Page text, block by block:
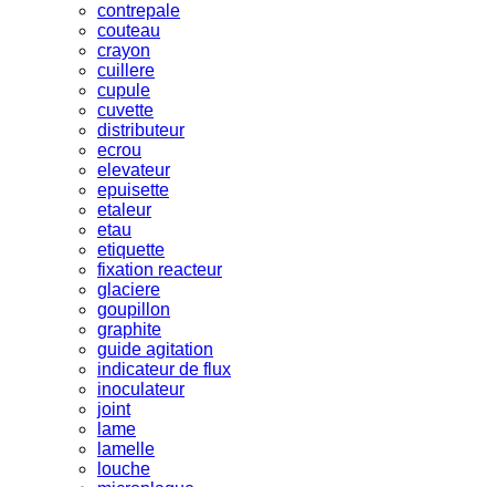
contrepale
couteau
crayon
cuillere
cupule
cuvette
distributeur
ecrou
elevateur
epuisette
etaleur
etau
etiquette
fixation reacteur
glaciere
goupillon
graphite
guide agitation
indicateur de flux
inoculateur
joint
lame
lamelle
louche